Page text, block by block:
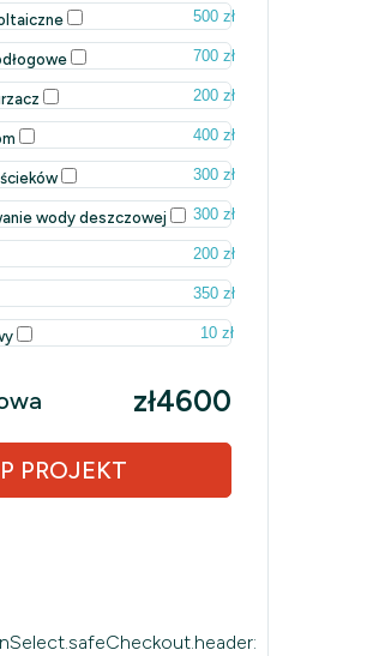
500 zł
700 zł
200 zł
400 zł
300 zł
wody deszczowej 300 zł
200 zł
350 zł
10 zł
zł4600
PROJEKT